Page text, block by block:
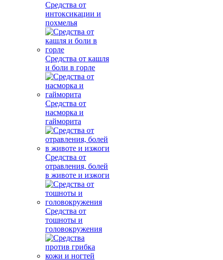
Средства от
интоксикации и
похмелья
Средства от кашля
и боли в горле
Средства от
насморка и
гайморита
Средства от
отравления, болей
в животе и изжоги
Средства от
тошноты и
головокружения